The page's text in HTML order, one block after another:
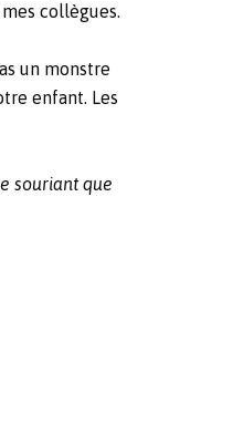
collègues.
un monstre
enfant. Les
souriant que